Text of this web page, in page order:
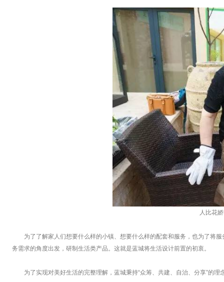
人比花
为了了解家人们想要什么样的小镇、想要什么样的配套和服务，也为了将
务需求的角度出发，研制生活类产品。这就是蓝城将生活设计前置的初衷。
为了实现对美好生活的完整理解，蓝城秉持“众筹、共建、自治、分享”的